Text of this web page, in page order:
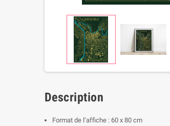
Description
Format de l’affiche : 60 x 80 cm